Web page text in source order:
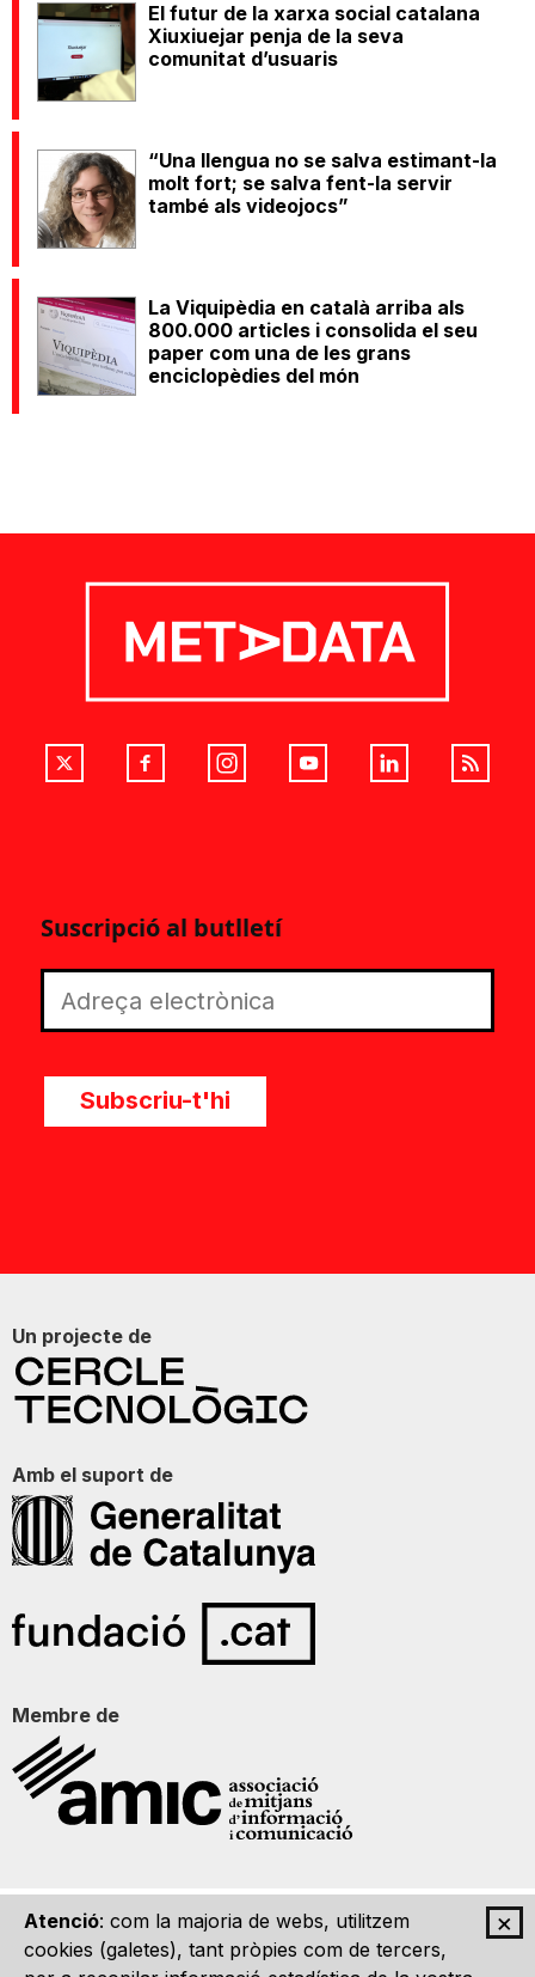
El futur de la xarxa social catalana
Xiuxiuejar penja de la seva
comunitat d’usuaris
“Una llengua no se salva estimant-la
molt fort; se salva fent-la servir
també als videojocs”
La Viquipèdia en català arriba als
800.000 articles i consolida el seu
paper com una de les grans
enciclopèdies del món
×
Atenció: com la majoria de webs, utilitzem
cookies (galetes), tant pròpies com de tercers,
Suscripció al butlletí
Subscriu-t'hi
Un projecte de
Amb el suport de
Membre de
Qui som Contacte Imatge Gràfica Avís legal